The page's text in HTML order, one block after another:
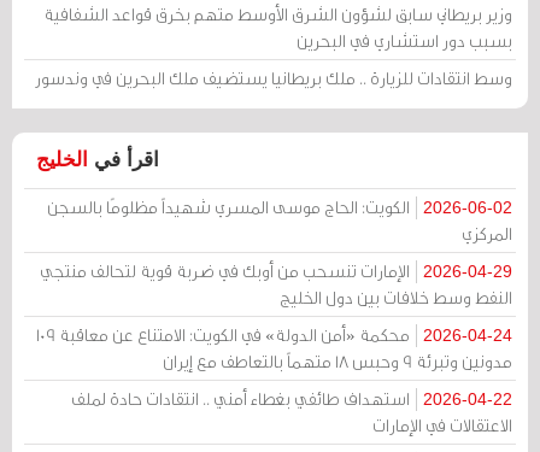
وزير بريطاني سابق لشؤون الشرق الأوسط متهم بخرق قواعد الشفافية
بسبب دور استشاري في البحرين
وسط انتقادات للزيارة .. ملك بريطانيا يستضيف ملك البحرين في وندسور
اقرأ في الخليج
2026-06-02
الكويت: الحاج موسى المسري شهيداً مظلومًا بالسجن
المركزي
2026-04-29
الإمارات تنسحب من أوبك في ضربة قوية لتحالف منتجي
النفط وسط خلافات بين دول الخليج
2026-04-24
محكمة «أمن الدولة» في الكويت: الامتناع عن معاقبة 109
مدونين وتبرئة 9 وحبس 18 متهماً بالتعاطف مع إيران
2026-04-22
استهداف طائفي بغطاء أمني .. انتقادات حادة لملف
الاعتقالات في الإمارات